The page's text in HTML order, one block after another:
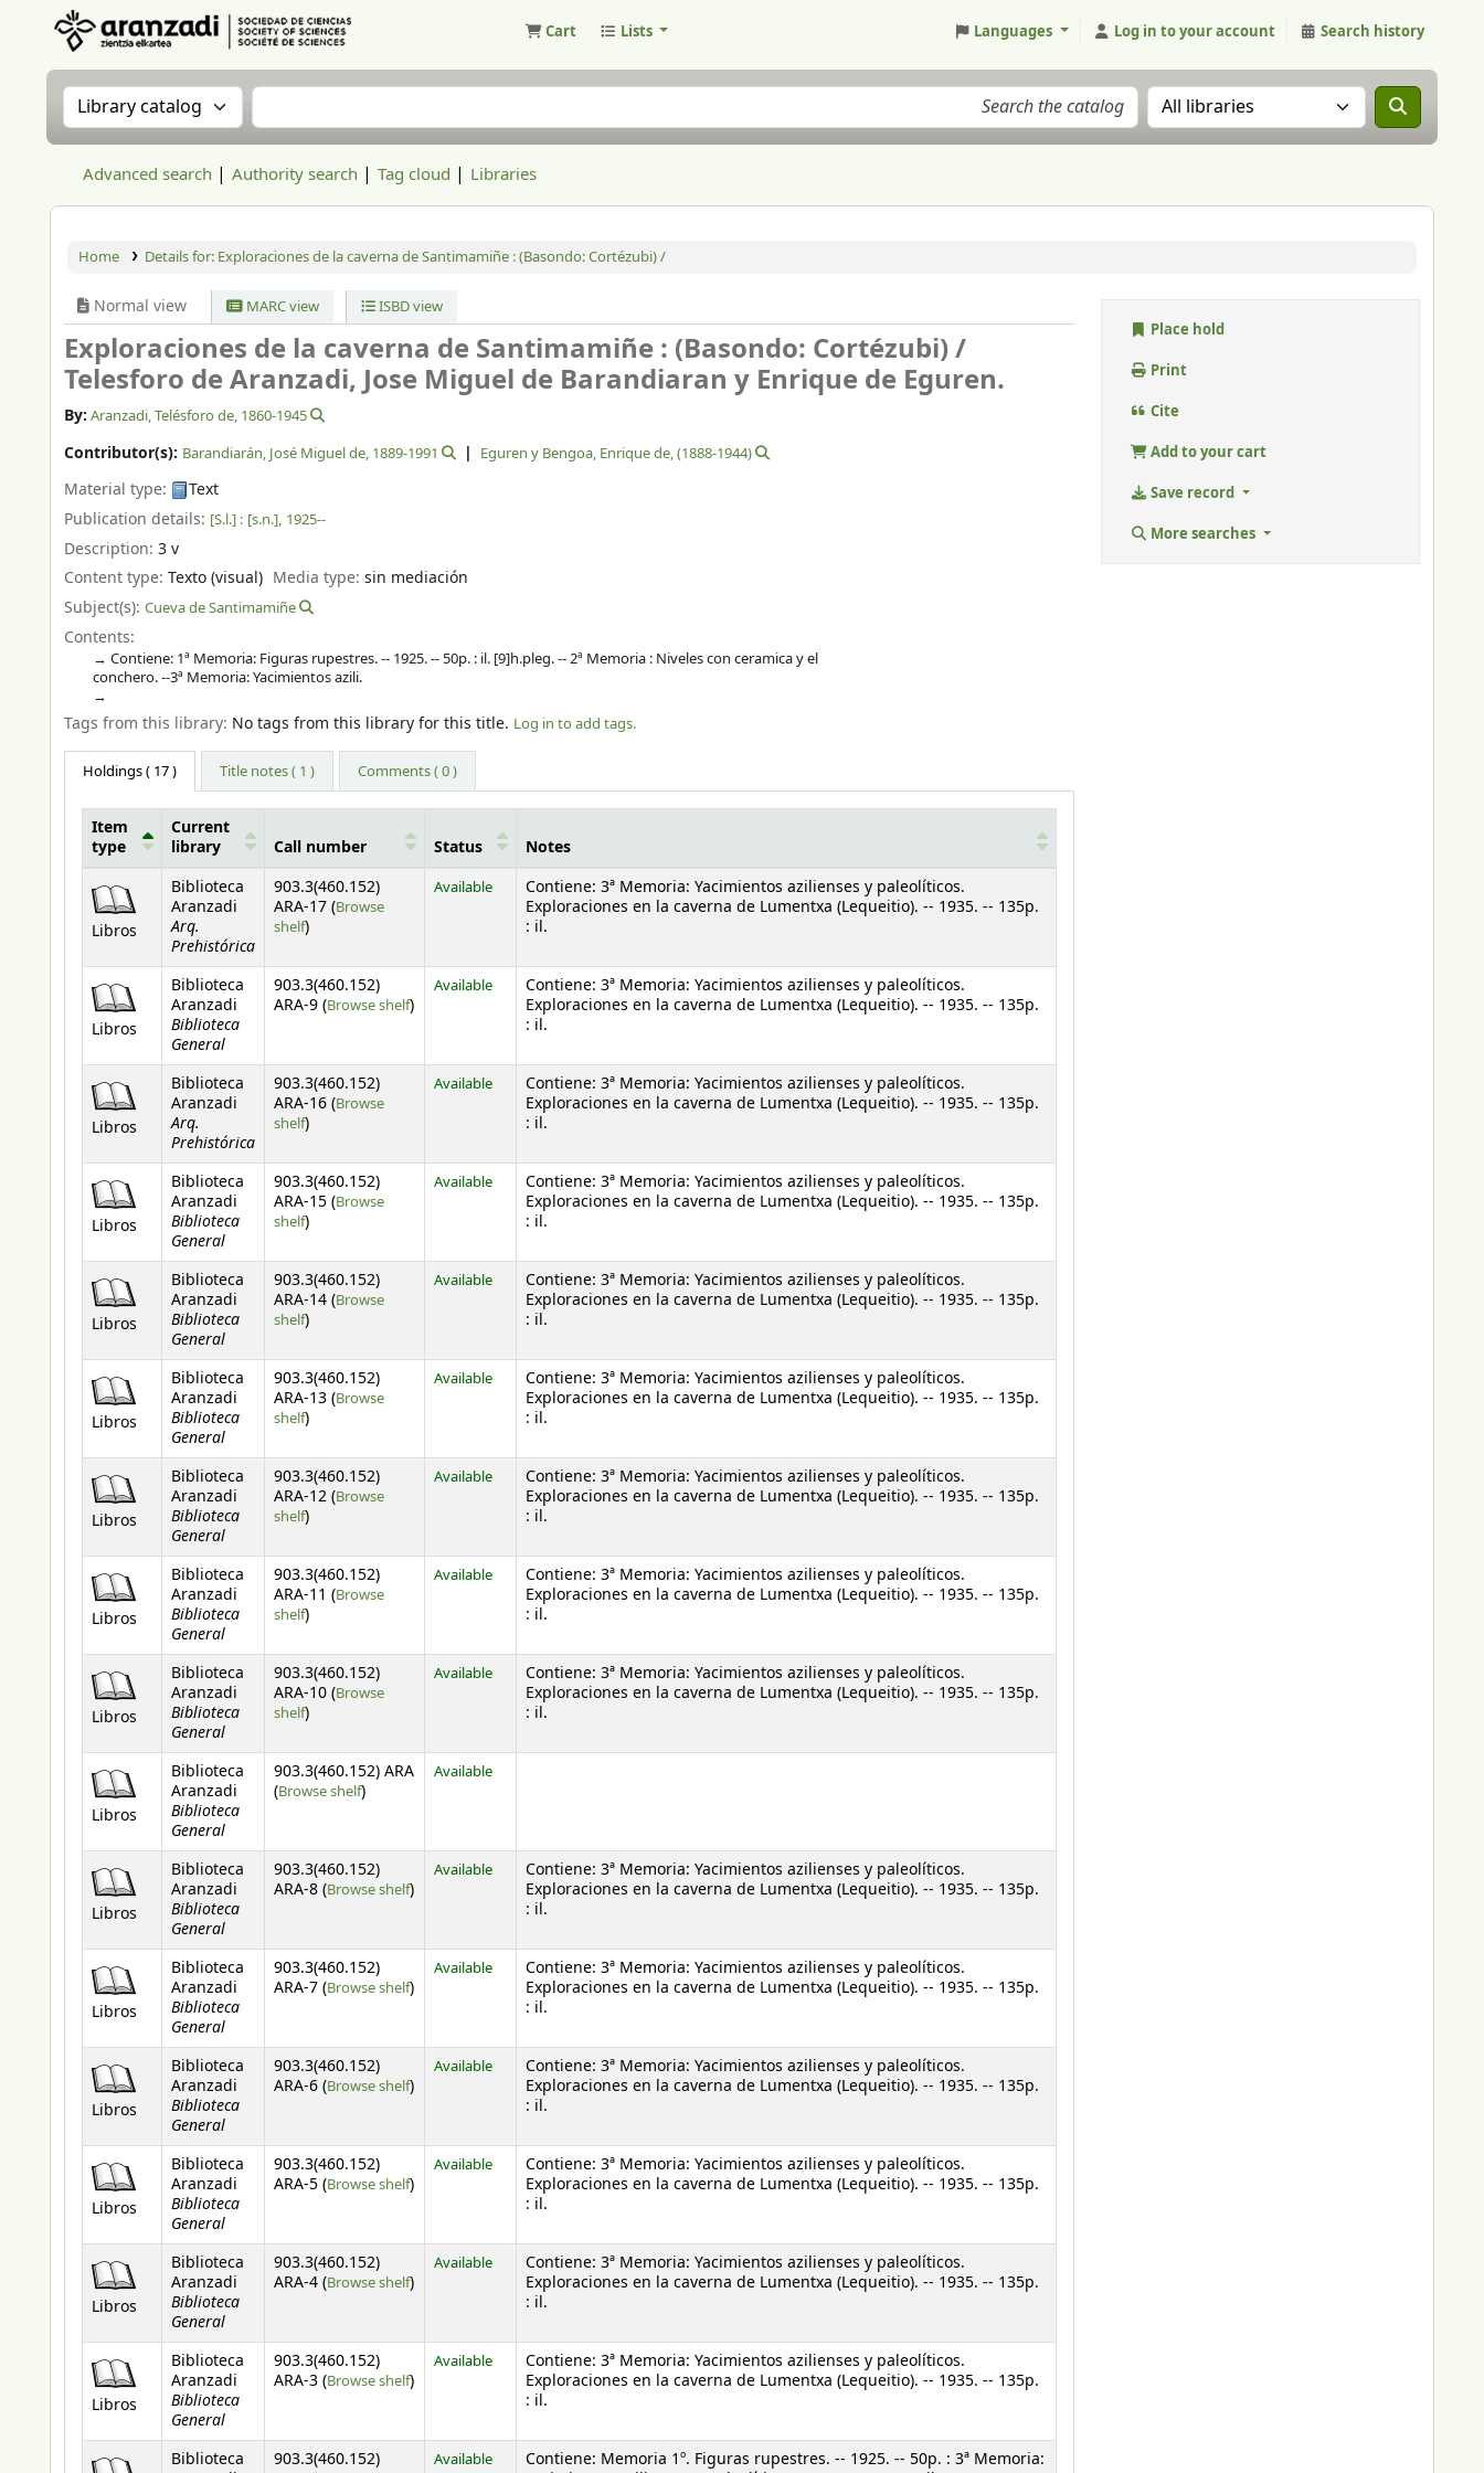
Cart Lists Languages Log in to your account Search history
Search the catalog by:Search the catalog Search the catalog in:
Advanced search Authority search Tag cloud Libraries
Home Details for: Exploraciones de la caverna de Santimamiñe :(Basondo: Cortézubi) /
Normal view MARC view ISBD view
Exploraciones de la caverna de Santimamiñe : (Basondo: Cortézubi) /
Telesforo de Aranzadi, Jose Miguel de Barandiaran y Enrique de Eguren.
By: Aranzadi, Telésforo de, 1860-1945
Contributor(s): Barandiarán, José Miguel de, 1889-1991 Eguren y Bengoa, Enrique de, (1888-1944)
Material type:
Text
Publication details: [S.l.] : [s.n.], 1925--
Description: 3 v
Content type: Texto (visual) Media type:sin mediación
Subject(s): Cueva de Santimamiñe
Contents:
Contiene: 1ª Memoria: Figuras rupestres. -- 1925. -- 50p. : il. [9]h.pleg. -- 2ª Memoria : Niveles con ceramica y el
conchero. --3ª Memoria: Yacimientos azili.
Tags from this library: No tags from this library for this title. Log in to add tags.
Holdings( 17 ) Title notes ( 1 ) Comments ( 0 )
Item
type
Current
library
Call number Status Notes
Libros
Biblioteca
Aranzadi
Arq.
Prehistórica
903.3(460.152)
ARA-17 (Browse
shelf(Opens below)
)
Available
Contiene: 3ª Memoria: Yacimientos azilienses y paleolíticos.
Exploraciones en la caverna de Lumentxa (Lequeitio). -- 1935. -- 135p.
: il.
Libros
Biblioteca
Aranzadi
Biblioteca
General
903.3(460.152)
ARA-9 (Browse shelf(Opens below)
)
Available
Contiene: 3ª Memoria: Yacimientos azilienses y paleolíticos.
Exploraciones en la caverna de Lumentxa (Lequeitio). -- 1935. -- 135p.
: il.
Libros
Biblioteca
Aranzadi
Arq.
Prehistórica
903.3(460.152)
ARA-16 (Browse
shelf(Opens below)
)
Available
Contiene: 3ª Memoria: Yacimientos azilienses y paleolíticos.
Exploraciones en la caverna de Lumentxa (Lequeitio). -- 1935. -- 135p.
: il.
Libros
Biblioteca
Aranzadi
Biblioteca
General
903.3(460.152)
ARA-15 (Browse
shelf(Opens below)
)
Available
Contiene: 3ª Memoria: Yacimientos azilienses y paleolíticos.
Exploraciones en la caverna de Lumentxa (Lequeitio). -- 1935. -- 135p.
: il.
Libros
Biblioteca
Aranzadi
Biblioteca
General
903.3(460.152)
ARA-14 (Browse
shelf(Opens below)
)
Available
Contiene: 3ª Memoria: Yacimientos azilienses y paleolíticos.
Exploraciones en la caverna de Lumentxa (Lequeitio). -- 1935. -- 135p.
: il.
Libros
Biblioteca
Aranzadi
Biblioteca
General
903.3(460.152)
ARA-13 (Browse
shelf(Opens below)
)
Available
Contiene: 3ª Memoria: Yacimientos azilienses y paleolíticos.
Exploraciones en la caverna de Lumentxa (Lequeitio). -- 1935. -- 135p.
: il.
Libros
Biblioteca
Aranzadi
Biblioteca
General
903.3(460.152)
ARA-12 (Browse
shelf(Opens below)
)
Available
Contiene: 3ª Memoria: Yacimientos azilienses y paleolíticos.
Exploraciones en la caverna de Lumentxa (Lequeitio). -- 1935. -- 135p.
: il.
Libros
Biblioteca
Aranzadi
Biblioteca
General
903.3(460.152)
ARA-11 (Browse
shelf(Opens below)
)
Available
Contiene: 3ª Memoria: Yacimientos azilienses y paleolíticos.
Exploraciones en la caverna de Lumentxa (Lequeitio). -- 1935. -- 135p.
: il.
Libros
Biblioteca
Aranzadi
Biblioteca
General
903.3(460.152)
ARA-10 (Browse
shelf(Opens below)
)
Available
Contiene: 3ª Memoria: Yacimientos azilienses y paleolíticos.
Exploraciones en la caverna de Lumentxa (Lequeitio). -- 1935. -- 135p.
: il.
Libros
Biblioteca
Aranzadi
Biblioteca
General
903.3(460.152) ARA
(Browse shelf(Opens below)
)
Available
Libros
Biblioteca
Aranzadi
Biblioteca
General
903.3(460.152)
ARA-8 (Browse shelf(Opens below)
)
Available
Contiene: 3ª Memoria: Yacimientos azilienses y paleolíticos.
Exploraciones en la caverna de Lumentxa (Lequeitio). -- 1935. -- 135p.
: il.
Libros
Biblioteca
Aranzadi
Biblioteca
General
903.3(460.152)
ARA-7 (Browse shelf(Opens below)
)
Available
Contiene: 3ª Memoria: Yacimientos azilienses y paleolíticos.
Exploraciones en la caverna de Lumentxa (Lequeitio). -- 1935. -- 135p.
: il.
Libros
Biblioteca
Aranzadi
Biblioteca
General
903.3(460.152)
ARA-6 (Browse shelf(Opens below)
)
Available
Contiene: 3ª Memoria: Yacimientos azilienses y paleolíticos.
Exploraciones en la caverna de Lumentxa (Lequeitio). -- 1935. -- 135p.
: il.
Libros
Biblioteca
Aranzadi
Biblioteca
General
903.3(460.152)
ARA-5 (Browse shelf(Opens below)
)
Available
Contiene: 3ª Memoria: Yacimientos azilienses y paleolíticos.
Exploraciones en la caverna de Lumentxa (Lequeitio). -- 1935. -- 135p.
: il.
Libros
Biblioteca
Aranzadi
Biblioteca
General
903.3(460.152)
ARA-4 (Browse shelf(Opens below)
)
Available
Contiene: 3ª Memoria: Yacimientos azilienses y paleolíticos.
Exploraciones en la caverna de Lumentxa (Lequeitio). -- 1935. -- 135p.
: il.
Libros
Biblioteca
Aranzadi
Biblioteca
General
903.3(460.152)
ARA-3 (Browse shelf(Opens below)
)
Available
Contiene: 3ª Memoria: Yacimientos azilienses y paleolíticos.
Exploraciones en la caverna de Lumentxa (Lequeitio). -- 1935. -- 135p.
: il.
Biblioteca
903.3(460.152)
Available
Contiene: Memoria 1º. Figuras rupestres. -- 1925. -- 50p. : 3ª Memoria:
Place hold
Print
Cite
Add to your cart
Save record
More searches